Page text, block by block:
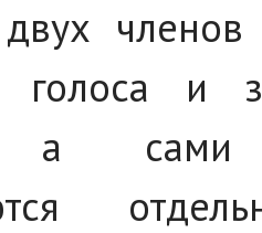
и
а сами